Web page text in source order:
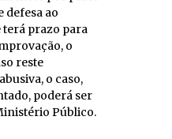
defesa ao
prazo para
o
reste
o caso,
poderá ser
Público.